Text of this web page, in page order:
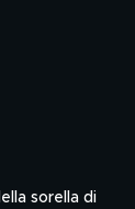
sorella di